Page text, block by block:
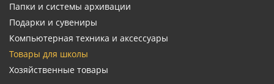
Папки и системы архивации
Подарки и сувениры
Компьютерная техника и аксессуары
Товары для школы
Хозяйственные товары